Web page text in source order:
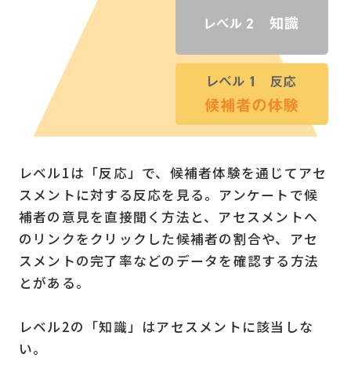
レベル1は「反応」で、候補者体験を通じてアセ
スメントに対する反応を見る。アンケートで候
補者の意見を直接聞く方法と、アセスメントへ
のリンクをクリックした候補者の割合や、アセ
スメントの完了率などのデータを確認する方法
とがある。
レベル2の「知識」はアセスメントに該当しな
い。